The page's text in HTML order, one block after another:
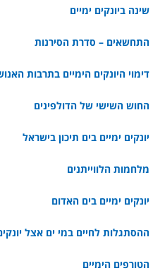
שינה ביונקים ימיים
התחשאים – סדרת הסירנות
דימוי היונקים הימיים בתרבות
החוש השישי של הדולפינים
יונקים ימיים בים תיכון בישראל
מלחמות הלווייתנים
יונקים ימיים בים האדום
ההסתגלות לחיים במי ים אצל
הטורפים הימיים